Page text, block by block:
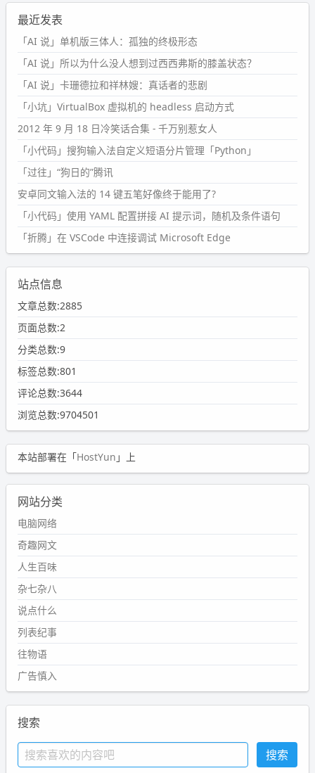
最近发表
「AI 说」单机版三体人：孤独的终极形态
「AI 说」所以为什么没人想到过西西弗斯的膝盖状态？
「AI 说」卡珊德拉和祥林嫂：真话者的悲剧
「小坑」VirtualBox 虚拟机的 headless 启动方式
2012 年 9 月 18 日冷笑话合集 - 千万别惹女人
「小代码」搜狗输入法自定义短语分片管理「Python」
「过往」“狗日的”腾讯
安卓同文输入法的 14 键五笔好像终于能用了?
「小代码」使用 YAML 配置拼接 AI 提示词，随机及条件语句
「折腾」在 VSCode 中连接调试 Microsoft Edge
站点信息
文章总数:2885
页面总数:2
分类总数:9
标签总数:801
评论总数:3644
浏览总数:9704501
本站部署在「HostYun 」上
网站分类
电脑网络
奇趣网文
人生百味
杂七杂八
说点什么
列表纪事
往物语
广告慎入
搜索